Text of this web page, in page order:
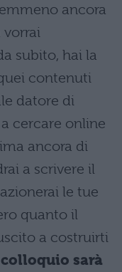
ancora
vorrai
subito, hai la
contenuti
datore di
cercare online
ancora di
a scrivere il
le tue
quanto il
a costruirti
sarà